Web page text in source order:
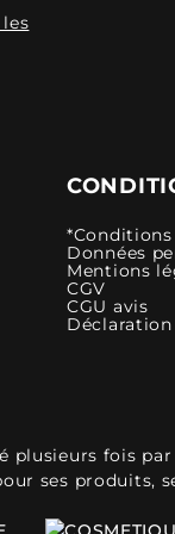
Données
Mentions
CGV
CGU avis
Déclaration
plusieurs fois
ses produits,